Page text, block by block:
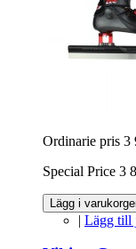
Ordinarie pris 3
Special Price 3
Lägg i
| Lägg till